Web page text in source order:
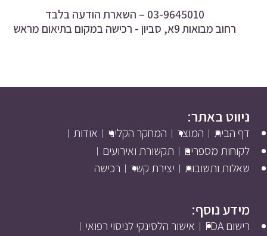
03-9645010 –
השארת הודעה בלבד
רחוב מבואות 9א, סביון - רכישה במקום בתיאום מראש
ניווט באתר:
דף הבית המוצר המחקר הקליני
אודות
לקוחות מספרים
תקשורת ואירועים
שאלות ותשובות
יצירת קשר רכישה
מידע נוסף:
רישום FDA
אישור הלסינקי לניסוי רפואי